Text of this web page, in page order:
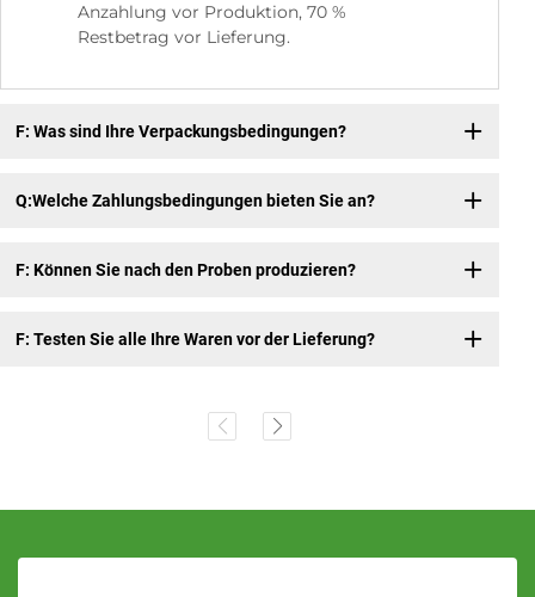
Anzahlung vor Produktion, 70 %
Restbetrag vor Lieferung.
F: Was sind Ihre Verpackungsbedingungen?
Q:Welche Zahlungsbedingungen bieten Sie an?
F: Können Sie nach den Proben produzieren?
F: Testen Sie alle Ihre Waren vor der Lieferung?